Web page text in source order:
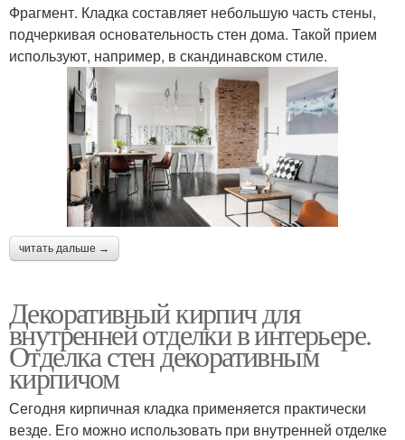
Фрагмент. Кладка составляет небольшую часть стены,
подчеркивая основательность стен дома. Такой прием
используют, например, в скандинавском стиле.
читать дальше →
Декоративный кирпич для
внутренней отделки в интерьере.
Отделка стен декоративным
кирпичом
Сегодня кирпичная кладка применяется практически
везде. Его можно использовать при внутренней отделке